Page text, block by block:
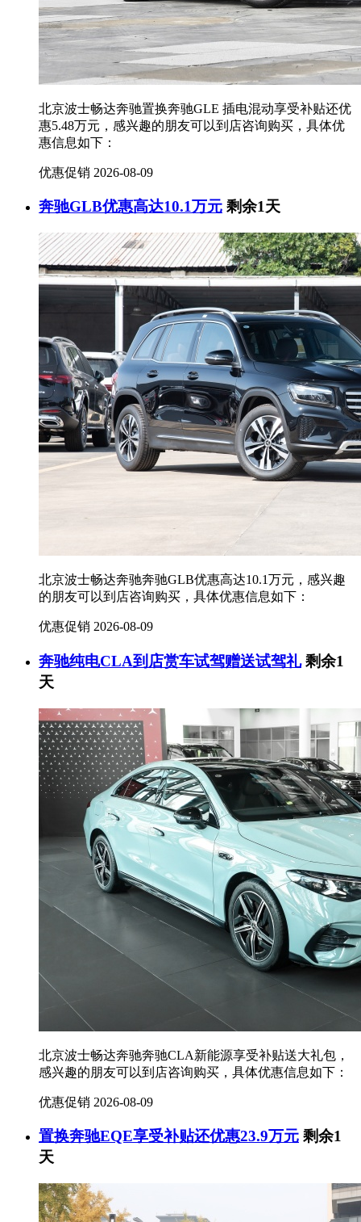
北京波士畅达奔驰置换奔驰GLE 插电混动享受补贴还优
惠5.48万元，感兴趣的朋友可以到店咨询购买，具体优
惠信息如下：
优惠促销 2026-08-09
奔驰GLB优惠高达10.1万元 剩余1天
北京波士畅达奔驰奔驰GLB优惠高达10.1万元，感兴趣
的朋友可以到店咨询购买，具体优惠信息如下：
优惠促销 2026-08-09
奔驰纯电CLA到店赏车试驾赠送试驾礼 剩余1
天
北京波士畅达奔驰奔驰CLA新能源享受补贴送大礼包，
感兴趣的朋友可以到店咨询购买，具体优惠信息如下：
优惠促销 2026-08-09
置换奔驰EQE享受补贴还优惠23.9万元 剩余1
天